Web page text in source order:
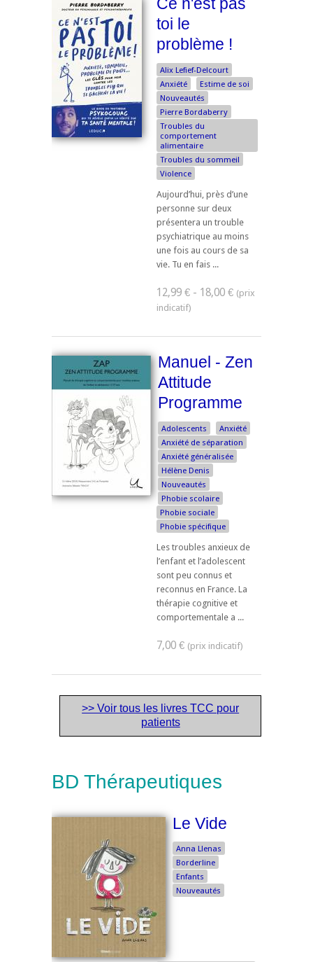
toi le
problème !
Alix Lefief-Delcourt
Anxiété
Estime de soi
Nouveautés
Pierre Bordaberry
Troubles du
comportement
alimentaire
Troubles du sommeil
Violence
Aujourd’hui, près d’une
personne sur deux
présentera un trouble
psychiatrique au moins
une fois au cours de sa
vie. Tu en fais ...
12,99 € - 18,00 €
Manuel - Zen
Attitude
Programme
Adolescents
Anxiété
Anxiété de séparation
Anxiété généralisée
Hélène Denis
Nouveautés
Phobie scolaire
Phobie sociale
Phobie spécifique
Les troubles anxieux de
l’enfant et l’adolescent
sont peu connus et
reconnus en France. La
thérapie cognitive et
comportementale a ...
7,00 €
>> Voir tous les livres TCC pour
patients
BD Thérapeutiques
Le Vide
Anna Llenas
Borderline
Enfants
Nouveautés